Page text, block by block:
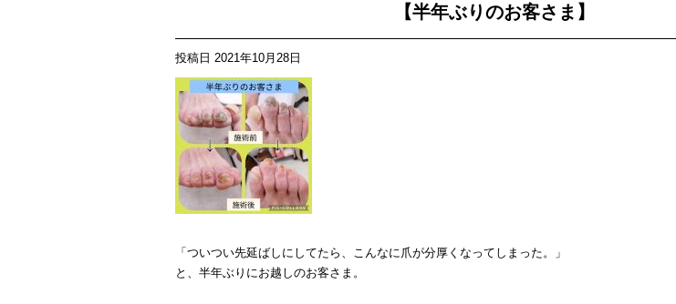
【半年ぶりのお客さま】
投稿日 2021年10月28日
「ついつい先延ばしにしてたら、こんなに爪が分厚くなってしまった。」
と、半年ぶりにお越しのお客さま。